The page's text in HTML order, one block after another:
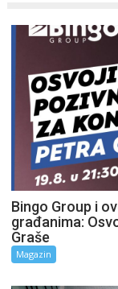
Bingo Group i
građanima:
Graše
Magazin